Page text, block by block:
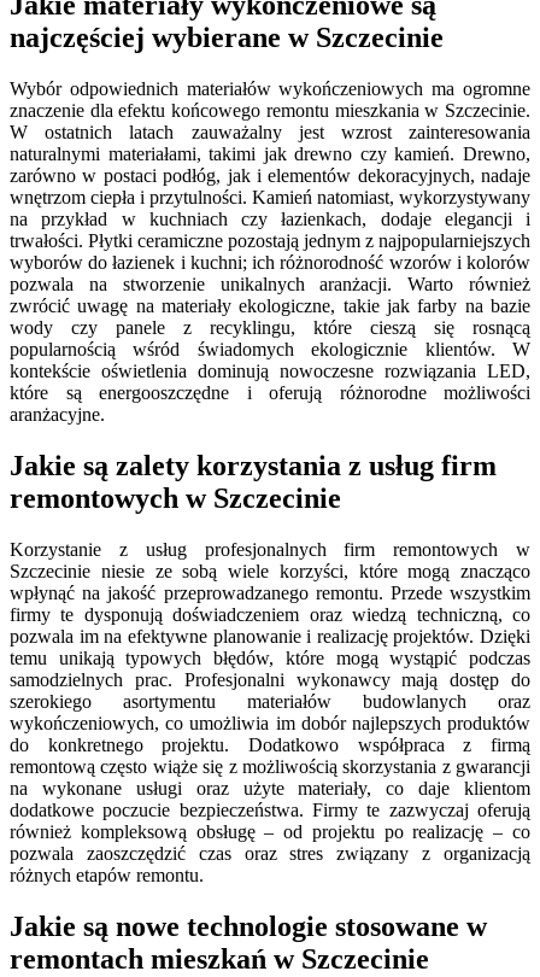
najczęściej wybierane w Szczecinie
Wybór odpowiednich materiałów wykończeniowych ma ogromne
znaczenie dla efektu końcowego remontu mieszkania w Szczecinie.
W ostatnich latach zauważalny jest wzrost zainteresowania
naturalnymi materiałami, takimi jak drewno czy kamień. Drewno,
zarówno w postaci podłóg, jak i elementów dekoracyjnych, nadaje
wnętrzom ciepła i przytulności. Kamień natomiast, wykorzystywany
na przykład w kuchniach czy łazienkach, dodaje elegancji i
trwałości. Płytki ceramiczne pozostają jednym z najpopularniejszych
wyborów do łazienek i kuchni; ich różnorodność wzorów i kolorów
pozwala na stworzenie unikalnych aranżacji. Warto również
zwrócić uwagę na materiały ekologiczne, takie jak farby na bazie
wody czy panele z recyklingu, które cieszą się rosnącą
popularnością wśród świadomych ekologicznie klientów. W
kontekście oświetlenia dominują nowoczesne rozwiązania LED,
które są energooszczędne i oferują różnorodne możliwości
aranżacyjne.
Jakie są zalety korzystania z usług firm
remontowych w Szczecinie
Korzystanie z usług profesjonalnych firm remontowych w
Szczecinie niesie ze sobą wiele korzyści, które mogą znacząco
wpłynąć na jakość przeprowadzanego remontu. Przede wszystkim
firmy te dysponują doświadczeniem oraz wiedzą techniczną, co
pozwala im na efektywne planowanie i realizację projektów. Dzięki
temu unikają typowych błędów, które mogą wystąpić podczas
samodzielnych prac. Profesjonalni wykonawcy mają dostęp do
szerokiego asortymentu materiałów budowlanych oraz
wykończeniowych, co umożliwia im dobór najlepszych produktów
do konkretnego projektu. Dodatkowo współpraca z firmą
remontową często wiąże się z możliwością skorzystania z gwarancji
na wykonane usługi oraz użyte materiały, co daje klientom
dodatkowe poczucie bezpieczeństwa. Firmy te zazwyczaj oferują
również kompleksową obsługę – od projektu po realizację – co
pozwala zaoszczędzić czas oraz stres związany z organizacją
różnych etapów remontu.
Jakie są nowe technologie stosowane w
remontach mieszkań w Szczecinie